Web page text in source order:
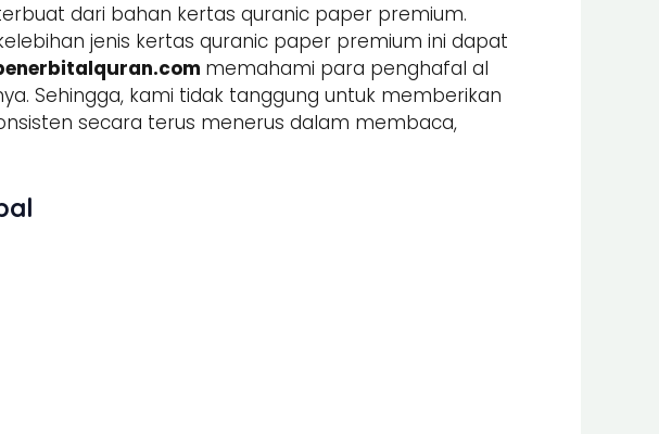
dari bahan kertas quranic paper premium.
jenis kertas quranic paper premium ini dapat
memahami para penghafal al
Sehingga, kami tidak tanggung untuk memberikan
secara terus menerus dalam membaca,